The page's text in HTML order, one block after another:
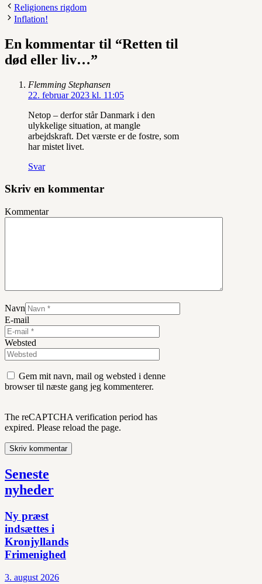
Religionens rigdom
Inflation!
En kommentar til “Retten til
død eller liv…”
Flemming Stephansen
22. februar 2023 kl. 11:05
Netop – derfor står Danmark i den
ulykkelige situation, at mangle
arbejdskraft. Det værste er de fostre, som
har mistet livet.
Svar
Skriv en kommentar
Kommentar
Navn
E-mail
Websted
Gem mit navn, mail og websted i denne
browser til næste gang jeg kommenterer.
The reCAPTCHA verification period has
expired. Please reload the page.
Seneste
nyheder
Ny præst
indsættes i
Kronjyllands
Frimenighed
3. august 2026